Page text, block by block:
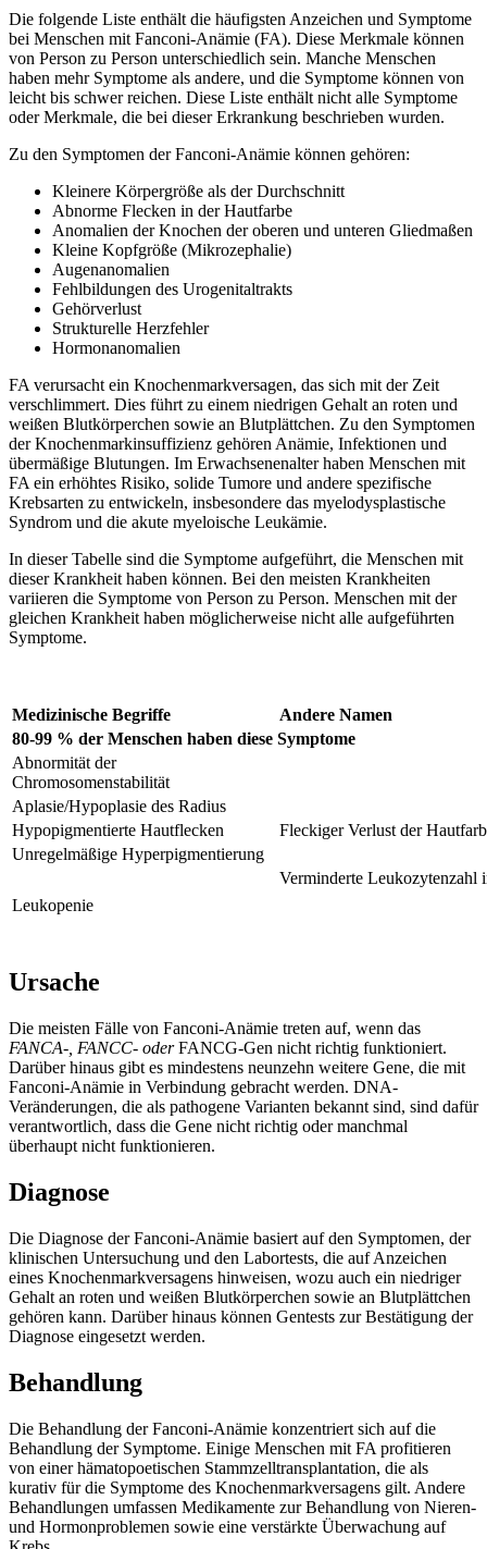
Die folgende Liste enthält die häufigsten Anzeichen und Symptome
bei Menschen mit Fanconi-Anämie (FA). Diese Merkmale können
von Person zu Person unterschiedlich sein. Manche Menschen
haben mehr Symptome als andere, und die Symptome können von
leicht bis schwer reichen. Diese Liste enthält nicht alle Symptome
oder Merkmale, die bei dieser Erkrankung beschrieben wurden.
Zu den Symptomen der Fanconi-Anämie können gehören:
Kleinere Körpergröße als der Durchschnitt
Abnorme Flecken in der Hautfarbe
Anomalien der Knochen der oberen und unteren Gliedmaßen
Kleine Kopfgröße (Mikrozephalie)
Augenanomalien
Fehlbildungen des Urogenitaltrakts
Gehörverlust
Strukturelle Herzfehler
Hormonanomalien
FA verursacht ein Knochenmarkversagen, das sich mit der Zeit
verschlimmert. Dies führt zu einem niedrigen Gehalt an roten und
weißen Blutkörperchen sowie an Blutplättchen. Zu den Symptomen
der Knochenmarkinsuffizienz gehören Anämie, Infektionen und
übermäßige Blutungen. Im Erwachsenenalter haben Menschen mit
FA ein erhöhtes Risiko, solide Tumore und andere spezifische
Krebsarten zu entwickeln, insbesondere das myelodysplastische
Syndrom und die akute myeloische Leukämie.
In dieser Tabelle sind die Symptome aufgeführt, die Menschen mit
dieser Krankheit haben können. Bei den meisten Krankheiten
variieren die Symptome von Person zu Person. Menschen mit der
gleichen Krankheit haben möglicherweise nicht alle aufgeführten
Symptome.
Medizinische Begriffe
Andere Namen
80-99 % der Menschen haben diese Symptome
Abnormität der
Chromosomenstabilität
Aplasie/Hypoplasie des Radius
Hypopigmentierte Hautflecken
Fleckiger Verlust der
Unregelmäßige Hyperpigmentierung
Leukopenie
Verminderte Leukozytenzahl
Ursache
Die meisten Fälle von Fanconi-Anämie treten auf, wenn das
FANCA-, FANCC- oderFANCG-Gen nicht richtig funktioniert.
Darüber hinaus gibt es mindestens neunzehn weitere Gene, die mit
Fanconi-Anämie in Verbindung gebracht werden. DNA-
Veränderungen, die als pathogene Varianten bekannt sind, sind dafür
verantwortlich, dass die Gene nicht richtig oder manchmal
überhaupt nicht funktionieren.
Diagnose
Die Diagnose der Fanconi-Anämie basiert auf den Symptomen, der
klinischen Untersuchung und den Labortests, die auf Anzeichen
eines Knochenmarkversagens hinweisen, wozu auch ein niedriger
Gehalt an roten und weißen Blutkörperchen sowie an Blutplättchen
gehören kann. Darüber hinaus können Gentests zur Bestätigung der
Diagnose eingesetzt werden.
Behandlung
Die Behandlung der Fanconi-Anämie konzentriert sich auf die
Behandlung der Symptome. Einige Menschen mit FA profitieren
von einer hämatopoetischen Stammzelltransplantation, die als
kurativ für die Symptome des Knochenmarkversagens gilt. Andere
Behandlungen umfassen Medikamente zur Behandlung von Nieren-
und Hormonproblemen sowie eine verstärkte Überwachung auf